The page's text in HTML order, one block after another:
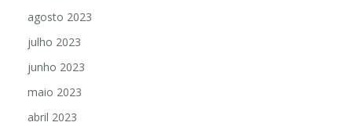
agosto 2023
julho 2023
junho 2023
maio 2023
abril 2023